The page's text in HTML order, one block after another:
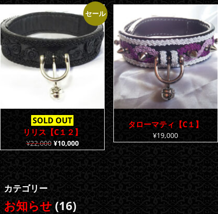
セール
SOLD OUT
リリス【C１２】
¥22,000 元
の
¥10,000現
在
タローマティ【C１】
¥19,000
カテゴリー
お知らせ (16)